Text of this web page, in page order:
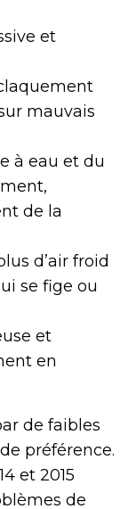
et
mauvais
à eau et du
de la
d’air froid
se fige ou
et
en
de faibles
préférence.
et 2015
de